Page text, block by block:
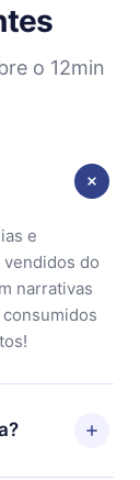
o 12min
e
do
narrativas